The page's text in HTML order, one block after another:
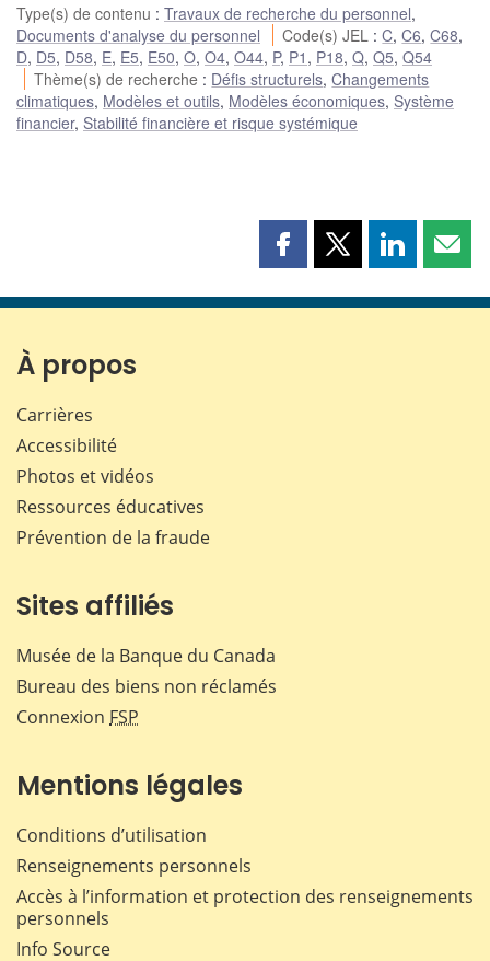
Type(s) de contenu : Travaux de recherche du personnel,
Documents d'analyse du personnel
Code(s) JEL :C,C6,C68,
D, D5, D58, E, E5, E50, O, O4, O44, P, P1 , P18, Q, Q5, Q54
Thème(s) de recherche : Défis structurels,Changements
climatiques, Modèles et outils, Modèles économiques, Système
financier, Stabilité financière et risque systémique
Partager
page
Partager
page
Partager
page page
À propos
Carrières
Accessibilité
Photos et vidéos
Ressources éducatives
Prévention de la fraude
Sites affiliés
Musée de la Banque du Canada
Bureau des biens non réclamés
Connexion FSP
Mentions légales
Conditions d’utilisation
Renseignements personnels
Accès à l’information et protection des renseignements
personnels
Info Source